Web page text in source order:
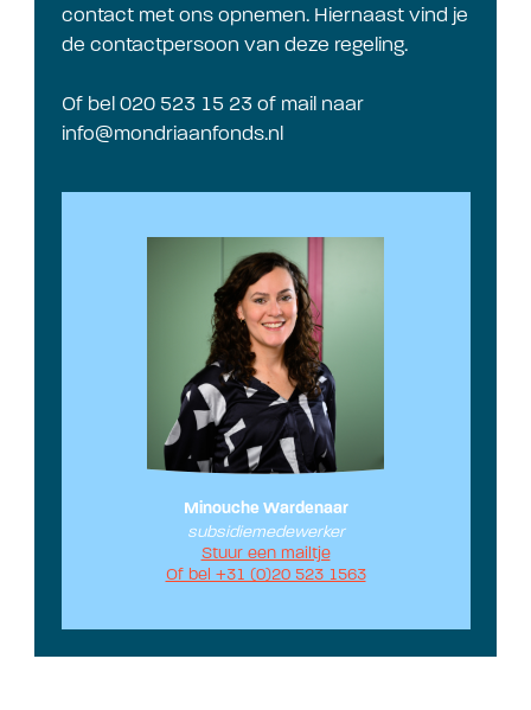
contact met ons opnemen. Hiernaast vind je
de contactpersoon van deze regeling.
Of bel 020 523 15 23 of mail naar
info@mondriaanfonds.nl
Minouche Wardenaar
subsidiemedewerker
Stuur een mailtje
Of bel +31 (0)20 523 1563